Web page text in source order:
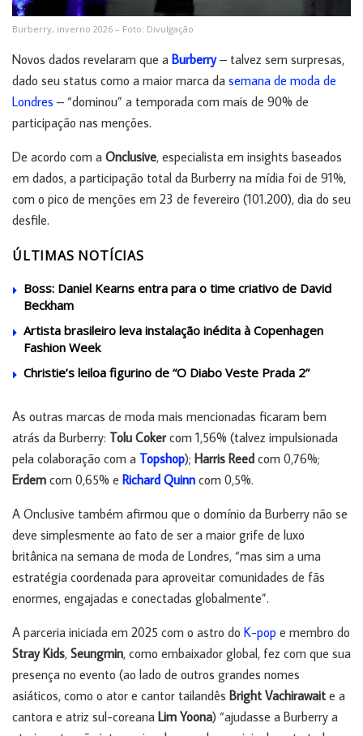
Burberry, inverno 2026 – Foto: Divulgação
Novos dados revelaram que a Burberry– talvez sem surpresas,
dado seu status como a maior marca da semana de moda de
Londres – “dominou” a temporada com mais de 90% de
participação nas menções.
De acordo com a Onclusive, especialista em insights baseados
em dados, a participação total da Burberry na mídia foi de 91%,
com o pico de menções em 23 de fevereiro (101.200), dia do seu
desfile.
ÚLTIMAS NOTÍCIAS
Boss: Daniel Kearns entra para o time criativo de David
Beckham
Artista brasileiro leva instalação inédita à Copenhagen
Fashion Week
Christie’s leiloa figurino de “O Diabo Veste Prada 2”
As outras marcas de moda mais mencionadas ficaram bem
atrás da Burberry: Tolu Cokercom 1,56% (talvez impulsionada
pela colaboração com a Topshop); Harris Reed com 0,76%;
Erdem com 0,65% e Richard Quinn com 0,5%.
A Onclusive também afirmou que o domínio da Burberry não se
deve simplesmente ao fato de ser a maior grife de luxo
britânica na semana de moda de Londres, “mas sim a uma
estratégia coordenada para aproveitar comunidades de fãs
enormes, engajadas e conectadas globalmente”.
A parceria iniciada em 2025 com o astro do K-pop e membro do
Stray Kids, Seungmin, como embaixador global, fez com que sua
presença no evento (ao lado de outros grandes nomes
asiáticos, como o ator e cantor tailandês Bright Vachirawait e a
cantora e atriz sul-coreana Lim Yoona) “ajudasse a Burberry a